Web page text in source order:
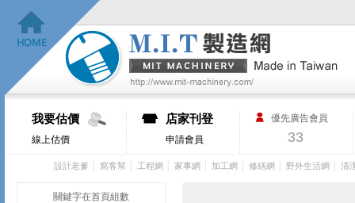
我要估價
線上估價
店家刊登
申請會員
優先廣告會員
33
設計老爹 窩客幫 工程網 家事網 加工網 修繕網 野外生活網 清
關鍵字在首頁組數